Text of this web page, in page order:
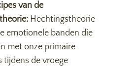
van de
Hechtingstheorie
emotionele banden die
met onze primaire
tijdens de vroege